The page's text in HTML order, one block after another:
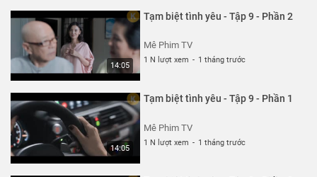
14:05
Tạm biệt tình yêu - Tập 9 - Phần 2
Mê Phim TV
1 N lượt xem - 1 tháng trước
14:05
Tạm biệt tình yêu - Tập 9 - Phần 1
Mê Phim TV
1 N lượt xem - 1 tháng trước